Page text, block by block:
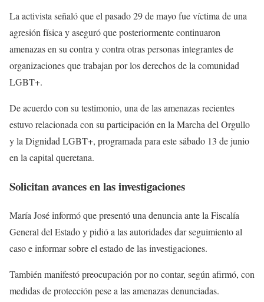
La activista señaló que el pasado 29 de mayo fue víctima de una
agresión física y aseguró que posteriormente continuaron
amenazas en su contra y contra otras personas integrantes de
organizaciones que trabajan por los derechos de la comunidad
LGBT+.
De acuerdo con su testimonio, una de las amenazas recientes
estuvo relacionada con su participación en la Marcha del Orgullo
y la Dignidad LGBT+, programada para este sábado 13 de junio
en la capital queretana.
Solicitan avances en las investigaciones
María José informó que presentó una denuncia ante la Fiscalía
General del Estado y pidió a las autoridades dar seguimiento al
caso e informar sobre el estado de las investigaciones.
También manifestó preocupación por no contar, según afirmó, con
medidas de protección pese a las amenazas denunciadas.